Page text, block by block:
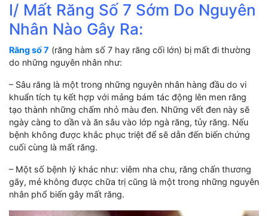
I/ Mất Răng Số 7 Sớm Do Nguyên
Nhân Nào Gây Ra:
Răng số 7 (răng hàm số 7 hay răng cối lớn) bị mất đi thường
do những nguyên nhân như:
– Sâu răng là một trong những nguyên nhân hàng đầu do vi
khuẩn tích tụ kết hợp với mảng bám tác động lên men răng
tạo thành những chấm nhỏ màu đen. Những vết đen này sẽ
ngày càng to dần và ăn sâu vào lớp ngà răng, tủy răng. Nếu
bệnh không được khắc phục triệt để sẽ dẫn đến biến chứng
cuối cùng là mất răng.
– Một số bệnh lý khác như: viêm nha chu, răng chấn thương
gãy, mẻ không được chữa trị cũng là một trong những nguyên
nhân phổ biến gây mất răng.